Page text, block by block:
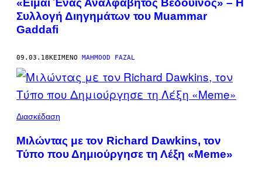
«Είμαι Ένας Αναλφάβητος Βεδουίνος» – Η
Συλλογή Διηγημάτων του Muammar
Gaddafi
09.03.18ΚΕΊΜΕΝΟ MAHMOOD FAZAL
Διασκέδαση
Μιλώντας με τον Richard Dawkins, τον
Τύπο που Δημιούργησε τη Λέξη «Meme»